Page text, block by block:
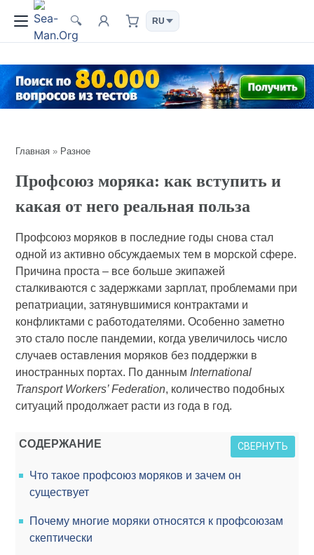
🔍
Главная » Разное
Профсоюз моряка: как вступить и
какая от него реальная польза
Профсоюз моряков в последние годы снова стал
одной из активно обсуждаемых тем в морской сфере.
Причина проста – все больше экипажей
сталкиваются с задержками зарплат, проблемами при
репатриации, затянувшимися контрактами и
конфликтами с работодателями. Особенно заметно
это стало после пандемии, когда увеличилось число
случаев оставления моряков без поддержки в
иностранных портах. По данным International
Transport Workers’ Federation, количество подобных
ситуаций продолжает расти из года в год.
СОДЕРЖАНИЕ СВЕРНУТЬ
Что такое профсоюз моряков и зачем он
существует
Почему многие моряки относятся к профсоюзам
скептически